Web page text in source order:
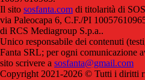
Il sito sosfanta.com di titolarità di
via Paleocapa 6, C.F./PI
di RCS Mediagroup S.p.a..
Unico responsabile dei contenuti
Fanta SRL; per ogni comunicazione
sito scrivere a sosfanta@gmail.com
Copyright 2021-2026 © Tutti i diritti